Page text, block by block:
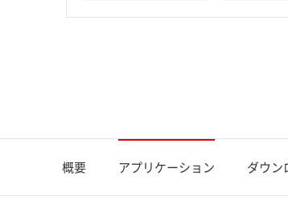
概要 アプリケーション ダウン